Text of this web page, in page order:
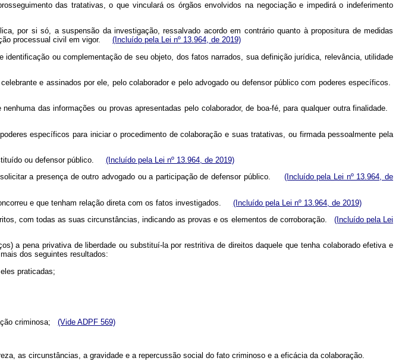
das tratativas, o que vinculará os órgãos envolvidos na negociação e impedirá o indeferimento
por si só, a suspensão da investigação, ressalvado acordo em contrário quanto à propositura de medidas
processual civil em vigor. (Incluído pela Lei nº 13.964, de 2019)
ou complementação de seu objeto, dos fatos narrados, sua definição jurídica, relevância, utilidade
e assinados por ele, pelo colaborador e pelo advogado ou defensor público com poderes específicos.
das informações ou provas apresentadas pelo colaborador, de boa-fé, para qualquer outra finalidade.
específicos para iniciar o procedimento de colaboração e suas tratativas, ou firmada pessoalmente pela
ou defensor público. (Incluído pela Lei nº 13.964, de 2019)
a presença de outro advogado ou a participação de defensor público. (Incluído pela Lei nº 13.964, de
e que tenham relação direta com os fatos investigados. (Incluído pela Lei nº 13.964, de 2019)
com todas as suas circunstâncias, indicando as provas e os elementos de corroboração. (Incluído pela Lei
a pena privativa de liberdade ou substituí-la por restritiva de direitos daquele que tenha colaborado efetiva e
dos seguintes resultados:
praticadas;
criminosa; (Vide ADPF 569)
as circunstâncias, a gravidade e a repercussão social do fato criminoso e a eficácia da colaboração.